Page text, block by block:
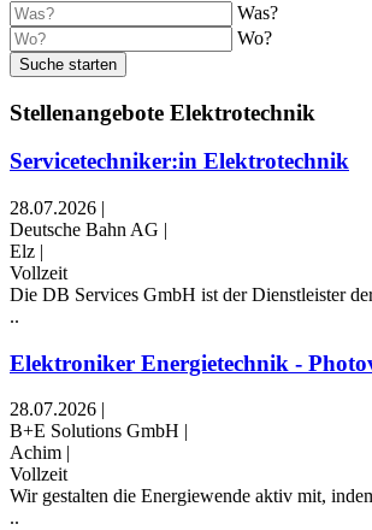
Was?
Wo?
Suche starten
Stellenangebote Elektrotechnik
Servicetechniker:in Elektrotechnik
28.07.2026 |
Deutsche Bahn AG |
Elz |
Vollzeit
Die DB Services GmbH ist der Dienstleister
..
Elektroniker Energietechnik -
28.07.2026 |
B+E Solutions GmbH |
Achim |
Vollzeit
Wir gestalten die Energiewende aktiv mit,
..